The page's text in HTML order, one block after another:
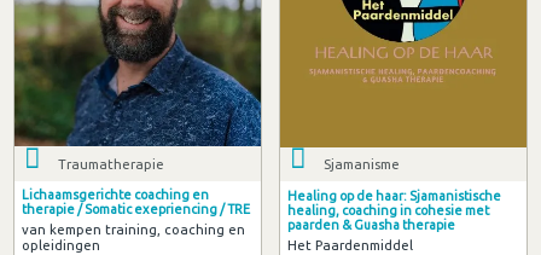
Traumatherapie
Lichaamsgerichte coaching en
therapie / Somatic exepriencing / TRE
van kempen training, coaching en
opleidingen
Sjamanisme
Healing op de haar: Sjamanistische
healing, coaching in cohesie met
paarden & Guasha therapie
Het Paardenmiddel